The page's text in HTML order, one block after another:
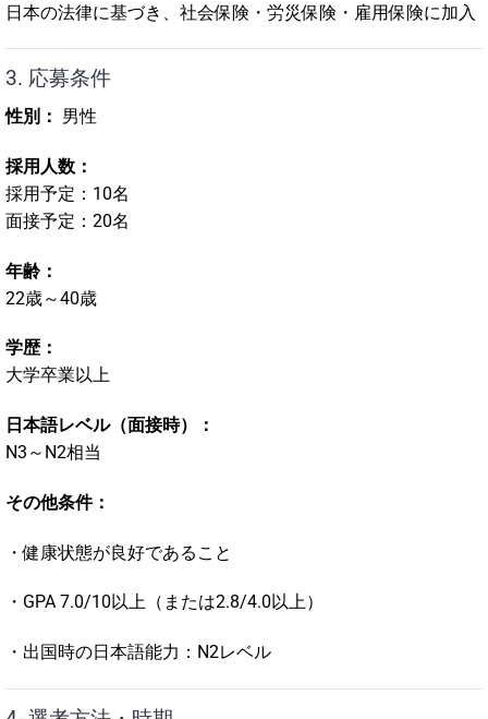
日本の法律に基づき、社会保険・労災保険・雇用保険に加入
3. 応募条件
性別： 男性
採用人数：
採用予定：10名
面接予定：20名
年齢：
22歳～40歳
学歴：
大学卒業以上
日本語レベル（面接時）：
N3～N2相当
その他条件：
・健康状態が良好であること
・GPA 7.0/10以上（または2.8/4.0以上）
・出国時の日本語能力：N2レベル